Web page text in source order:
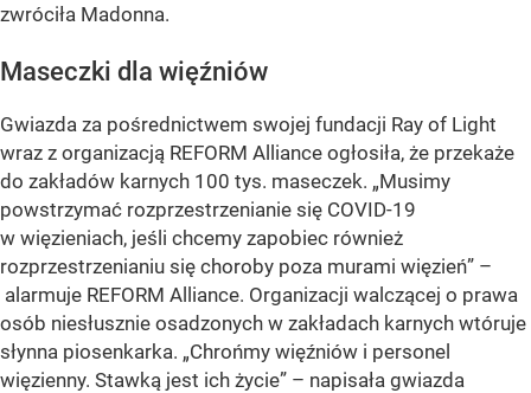
zwróciła Madonna.
Maseczki dla więźniów
Gwiazda za pośrednictwem swojej fundacji Ray of Light
wraz z organizacją REFORM Alliance ogłosiła, że przekaże
do zakładów karnych 100 tys. maseczek. „Musimy
powstrzymać rozprzestrzenianie się COVID-19
w więzieniach, jeśli chcemy zapobiec również
rozprzestrzenianiu się choroby poza murami więzień” –
alarmuje REFORM Alliance. Organizacji walczącej o prawa
osób niesłusznie osadzonych w zakładach karnych wtóruje
słynna piosenkarka. „Chrońmy więźniów i personel
więzienny. Stawką jest ich życie” – napisała gwiazda